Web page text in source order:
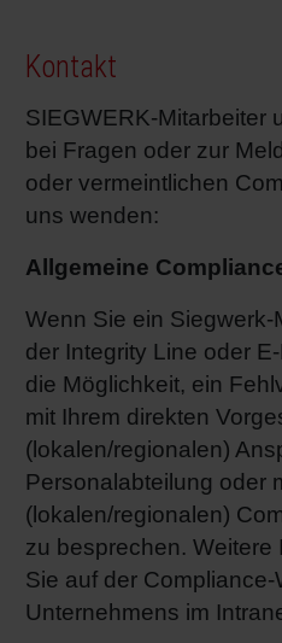
Kontakt
SIEGWERK-Mitarbeiter
bei Fragen oder zur
oder vermeintlichen
uns wenden:
Allgemeine
Wenn Sie ein Siegwerk-
der Integrity Line oder
die Möglichkeit, ein
mit Ihrem direkten
(lokalen/regionalen)
Personalabteilung oder
(lokalen/regionalen)
zu besprechen. Weitere
Sie auf der
Unternehmens im